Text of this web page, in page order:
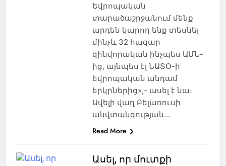
Եվրոպական
տարածաշրջանում մենք
արդեն կարող ենք տեսնել
մինչև 32 հազար
զինվորական ինչպես ԱՄՆ-
ից, այնպես էլ ՆԱՏՕ-ի
եվրոպական անդամ
երկրներից»,- ասել է նա։
Ավելի վաղ Բելառուսի
անվտանգության…
Read More
Ասել, որ մուտքի